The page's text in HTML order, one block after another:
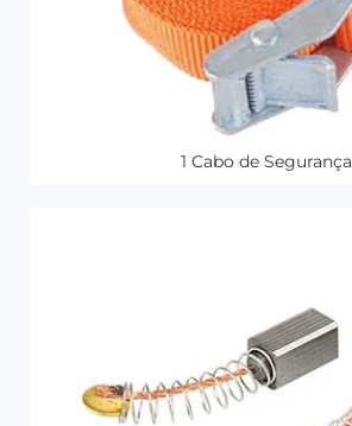
1 Cabo de Segurança